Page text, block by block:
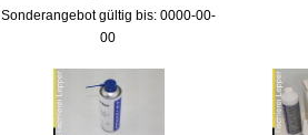
Sonderangebot gültig bis: 0000-00-
00